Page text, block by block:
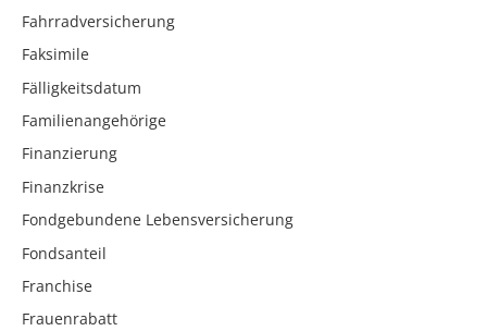
Fahrradversicherung
Faksimile
Fälligkeitsdatum
Familienangehörige
Finanzierung
Finanzkrise
Fondgebundene Lebensversicherung
Fondsanteil
Franchise
Frauenrabatt